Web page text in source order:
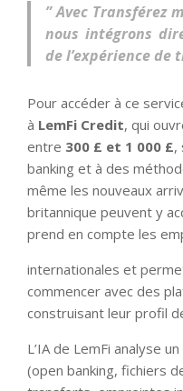
” Avec Transférez
nous intégrons
de l’expérience de
Pour accéder à ce
à LemFi Credit, qui
entre 300 £ et 1 000 £,
banking et à des
même les nouveaux
britannique peuvent y
prend en compte les
internationales et
commencer avec des
construisant leur profil
L’IA de LemFi analyse
(open banking, fichiers